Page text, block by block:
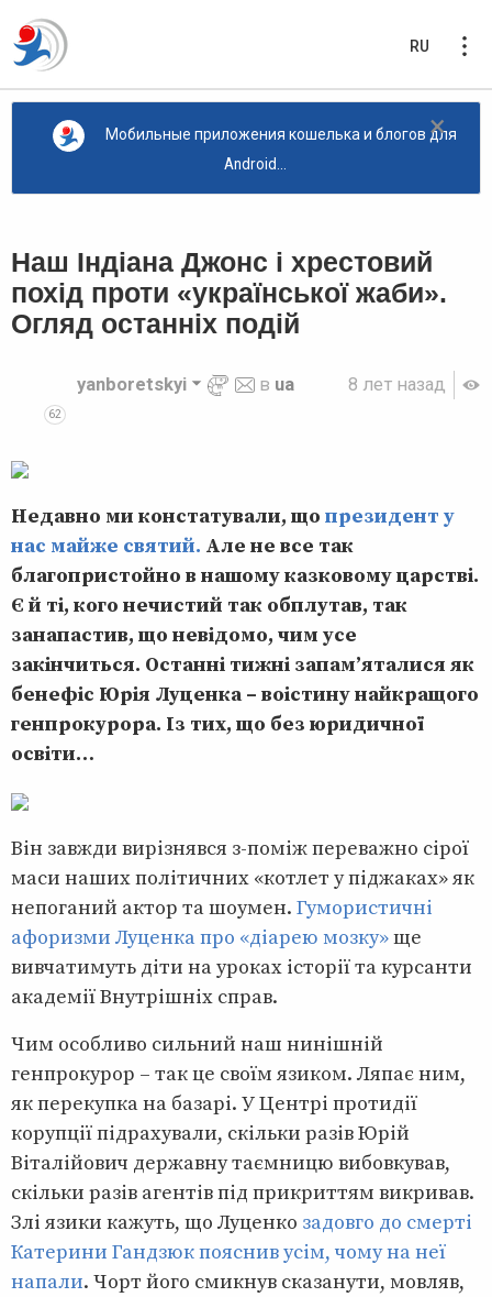
RU
×
Мобильные приложения кошелька и блогов для
Android...
Наш Індіана Джонс і хрестовий
похід проти «української жаби».
Огляд останніх подій
8 лет назад
62
yanboretskyi в ua
Недавно ми констатували, що президент у
нас майже святий. Але не все так
благопристойно в нашому казковому царстві.
Є й ті, кого нечистий так обплутав, так
занапастив, що невідомо, чим усе
закінчиться. Останні тижні запам’яталися як
бенефіс Юрія Луценка – воістину найкращого
генпрокурора. Із тих, що без юридичної
освіти…
Він завжди вирізнявся з-поміж переважно сірої
маси наших політичних «котлет у піджаках» як
непоганий актор та шоумен. Гумористичні
афоризми Луценка про «діарею мозку»ще
вивчатимуть діти на уроках історії та курсанти
академії Внутрішніх справ.
Чим особливо сильний наш нинішній
генпрокурор – так це своїм язиком. Ляпає ним,
як перекупка на базарі. У Центрі протидії
корупції підрахували, скільки разів Юрій
Віталійович державну таємницю вибовкував,
скільки разів агентів під прикриттям викривав.
Злі язики кажуть, що Луценко задовго до смерті
Катерини Гандзюк пояснив усім, чому на неї
напали. Чорт його смикнув сказанути, мовляв,